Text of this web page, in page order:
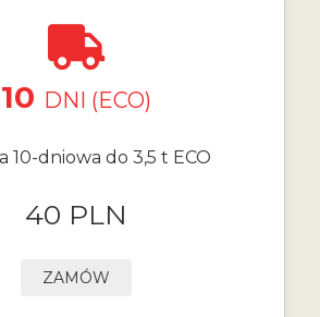
10 DNI (ECO)
10-dniowa do 3,5 t ECO
40 PLN
ZAMÓW